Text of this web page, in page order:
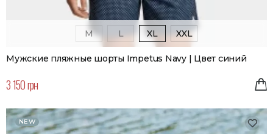
M L XL XXL
Мужские пляжные шорты Impetus Navy | Цвет синий
3 150 грн
NEW